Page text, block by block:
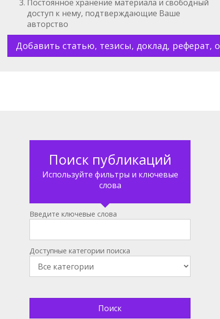
Постоянное хранение материала и свободный
доступ к нему, подтверждающие Ваше
авторство
Добавить статью, тезисы, доклад, реферат,
Поиск публикаций
Используйте фильтры и ключевые
слова
Введите ключевые слова
Доступные категории поиска